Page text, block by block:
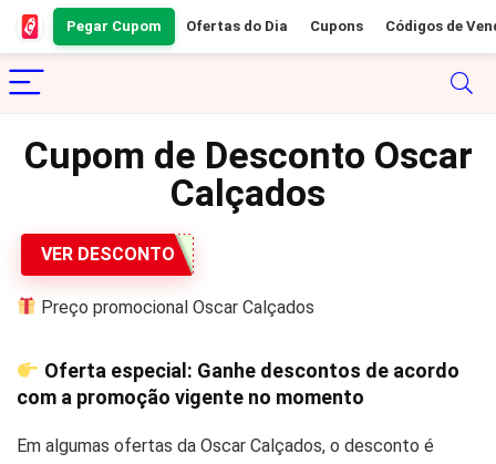
Pegar Cupom Ofertas do Dia Cupons Códigos de
Cupom de Desconto Oscar
Calçados
VER DESCONTO
Preço promocional Oscar Calçados
Oferta especial: Ganhe descontos de acordo
com a promoção vigente no momento
Em algumas ofertas da Oscar Calçados, o desconto é